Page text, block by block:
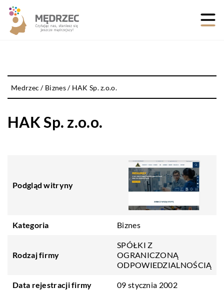
Medrzec / Biznes/ HAK Sp. z.o.o.
HAK Sp. z.o.o.
Podgląd witryny
Kategoria Biznes
Rodzaj firmy
SPÓŁKI Z
OGRANICZONĄ
ODPOWIEDZIALNOŚCIĄ
Data rejestracji firmy 09 stycznia 2002